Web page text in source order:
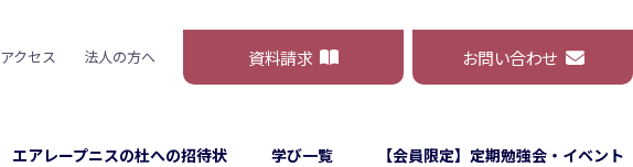
エアレープニスの杜への招待状 学び一覧 【会員限定】定期勉強会・イベント
アクセス 法人の方へ 資料請求 お問い合わせ